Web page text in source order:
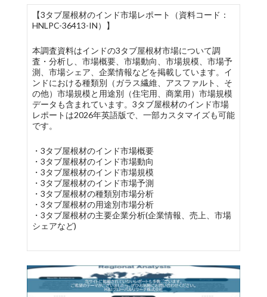
【3タブ屋根材のインド市場レポート（資料コード：
HNLPC-36413-IN）】
本調査資料はインドの3タブ屋根材市場について調
査・分析し、市場概要、市場動向、市場規模、市場予
測、市場シェア、企業情報などを掲載しています。イ
ンドにおける種類別（ガラス繊維、アスファルト、そ
の他）市場規模と用途別（住宅用、商業用）市場規模
データも含まれています。3タブ屋根材のインド市場
レポートは2026年英語版で、一部カスタマイズも可能
です。
・3タブ屋根材のインド市場概要
・3タブ屋根材のインド市場動向
・3タブ屋根材のインド市場規模
・3タブ屋根材のインド市場予測
・3タブ屋根材の種類別市場分析
・3タブ屋根材の用途別市場分析
・3タブ屋根材の主要企業分析(企業情報、売上、市場
シェアなど)